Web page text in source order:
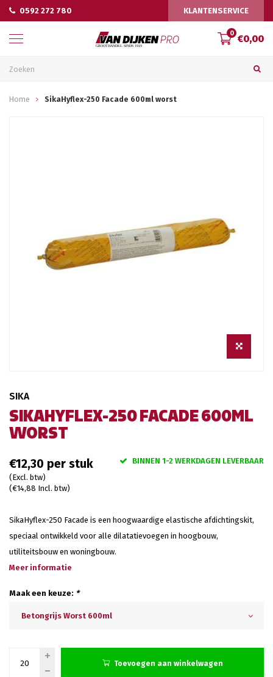
0592 272 780 KLANTENSERVICE
0 €0,00
Home SikaHyflex-250 Facade 600ml worst
SIKAHYFLEX-250 FACADE 600ML
WORST
SIKA
€12,30
(Excl. btw)
(€14,88 Incl. btw)
BINNEN 1-2 WERKDAGEN LEVERBAAR
SikaHyflex-250 Facade is een hoogwaardige elastische afdichtingskit,
speciaal ontwikkeld voor alle dilatatievoegen in hoogbouw,
utiliteitsbouw en woningbouw.
Meer informatie
Maak een keuze: *
Betongrijs Worst 600ml
Toevoegen aan winkelwagen